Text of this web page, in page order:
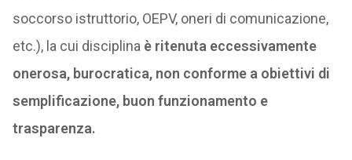
soccorso istruttorio, OEPV, oneri di comunicazione,
etc.), la cui disciplina è ritenuta eccessivamente
onerosa, burocratica, non conforme a obiettivi di
semplificazione, buon funzionamento e
trasparenza.